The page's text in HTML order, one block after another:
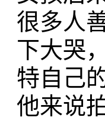
很多人
下大哭
特自己
他来说